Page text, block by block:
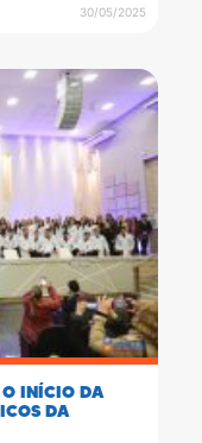
30/05/2025
INÍCIO DA
DA